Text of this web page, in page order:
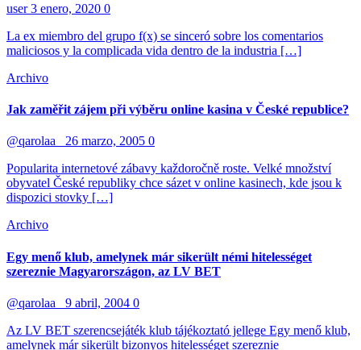
user 3 enero, 2020 0
La ex miembro del grupo f(x) se sinceró sobre los comentarios
maliciosos y la complicada vida dentro de la industria […]
Archivo
Jak zaměřit zájem při výběru online kasina v České republice?
@qarolaa_ 26 marzo, 2005 0
Popularita internetové zábavy každoročně roste. Velké množství
obyvatel České republiky chce sázet v online kasinech, kde jsou k
dispozici stovky […]
Archivo
Egy menő klub, amelynek már sikerült némi hitelességet
szereznie Magyarországon, az LV BET
@qarolaa_ 9 abril, 2004 0
Az LV BET szerencsejáték klub tájékoztató jellege Egy menő klub,
amelynek már sikerült bizonyos hitelességet szereznie